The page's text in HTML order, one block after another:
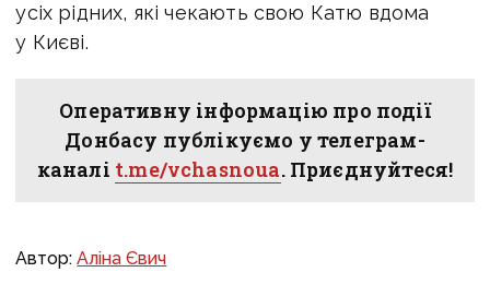
усіх рідних, які чекають свою Катю вдома
у Києві.
Оперативну інформацію про події
Донбасу публікуємо у телеграм-
каналі t.me/vchasnoua. Приєднуйтеся!
Автор:Аліна Євич